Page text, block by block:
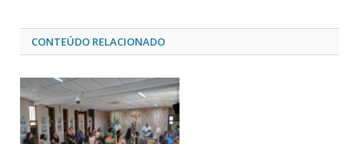
CONTEÚDO RELACIONADO